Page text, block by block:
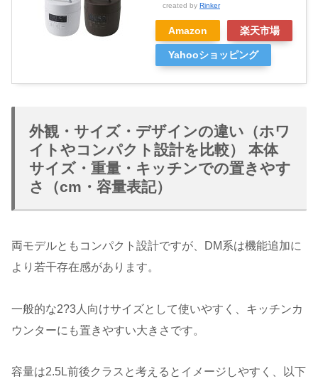
created by Rinker
Amazon 楽天市場
Yahooショッピング
外観・サイズ・デザインの違い（ホワ
イトやコンパクト設計を比較） 本体
サイズ・重量・キッチンでの置きやす
さ（cm・容量表記）
両モデルともコンパクト設計ですが、DM系は機能追加に
より若干存在感があります。
一般的な2?3人向けサイズとして使いやすく、キッチンカ
ウンターにも置きやすい大きさです。
容量は2.5L前後クラスと考えるとイメージしやすく、以下